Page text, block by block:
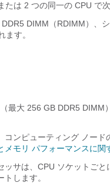
は 2 つの同一の CPU で
DIMM（RDIMM）、
ます。
最大 256 GB DDR5 DIMM
コンピューティング ノー
メモリ パフォーマンスに関
ッサは、CPU ソケットご
します。